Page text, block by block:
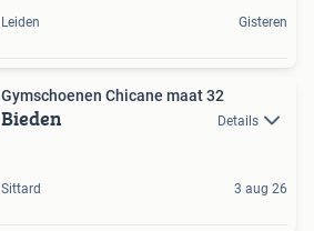
Leiden Gisteren
Gymschoenen Chicane maat 32
Bieden Details
Sittard 3 aug 26